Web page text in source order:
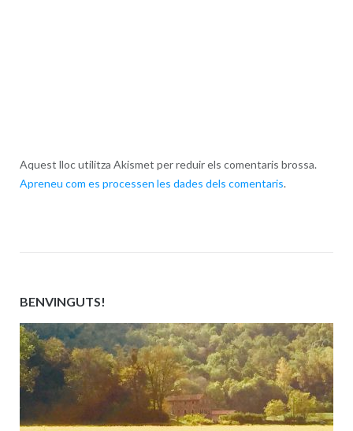
Aquest lloc utilitza Akismet per reduir els comentaris brossa.
Apreneu com es processen les dades dels comentaris.
BENVINGUTS!